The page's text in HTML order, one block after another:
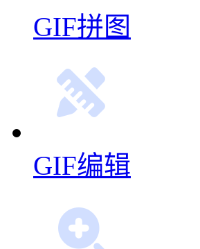
多图合成GIF
视频转GIF